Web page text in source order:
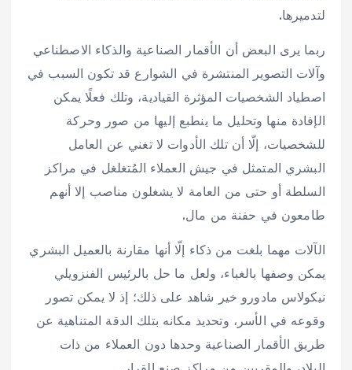
لتدميرها.
ربما يرى البعض أن الأقمار الصناعية والذكاء الاصطناعي
وآلات التصوير المنتشرة في الشوارع قد تكون السبب في
اصطياد الشخصيات المؤثرة القيادية، وتلك فعلًا يمكن
الإفادة منها وتحليل ما ينطبع إليها من صور وحركة
للشخصيات، إلّا أن تلك الأدوات لا تغني عن العامل
البشري المتمثل في جيش العملاء المُتغلغل في مراكز
السلطة أو حتى من العامة لا يشغلون مناصب إلا أنهم
طامعون في حفنة من مال.
الآلات مهما بلغت من ذكاء إلّا أنها مقارنة بالعميل البشري
يمكن وصفها بالغباء، ولعل ما حل بالرئيس الفنزويلي
نيكولاس مادورو خير شاهد على ذلك؛ إذ لا يمكن تصور
وقوعه في الأسر، وتحديد مكانه بتلك الدقة المتناهية عن
طريق الأقمار الصناعية وحدها دون العملاء من ذات